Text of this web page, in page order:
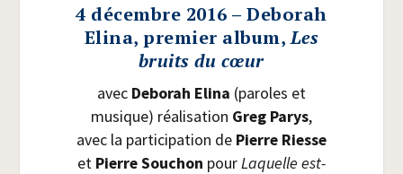
4 décembre 2016 – Deborah
Elina, premier album,Les
bruits du cœur
avec Debo­rah Eli­na (paroles et
musique) réa­li­sa­tion Greg Parys,
avec la par­ti­ci­pa­tion de Pierre Riesse
et Pierre Sou­chon pourLaquelle est-